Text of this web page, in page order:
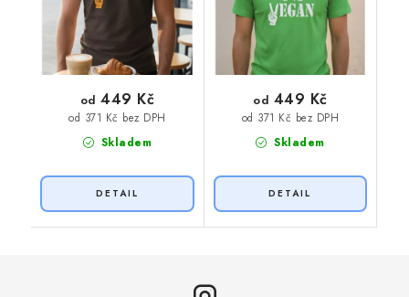
Skladem
od 371 Kč bez DPH
od 449 Kč
Skladem
od 371 Kč bez DPH
od 449 Kč